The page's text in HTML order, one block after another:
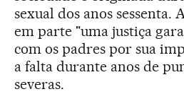
sexual dos anos sessenta.
em parte "uma justiça
com os padres por sua
a falta durante anos de
severas.